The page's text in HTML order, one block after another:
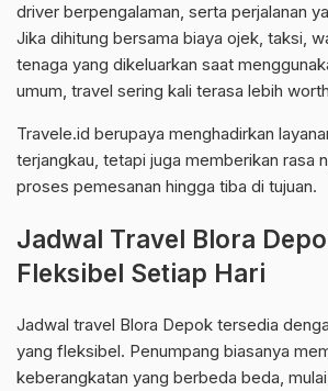
driver berpengalaman, serta perjalanan
Jika dihitung bersama biaya ojek, taksi,
tenaga yang dikeluarkan saat
umum, travel sering kali terasa lebih
Travele.id berupaya menghadirkan
terjangkau, tetapi juga memberikan rasa
proses pemesanan hingga tiba di tujuan.
Jadwal Travel Blora
Fleksibel Setiap Hari
Jadwal travel Blora Depok tersedia
yang fleksibel. Penumpang biasanya
keberangkatan yang berbeda beda,